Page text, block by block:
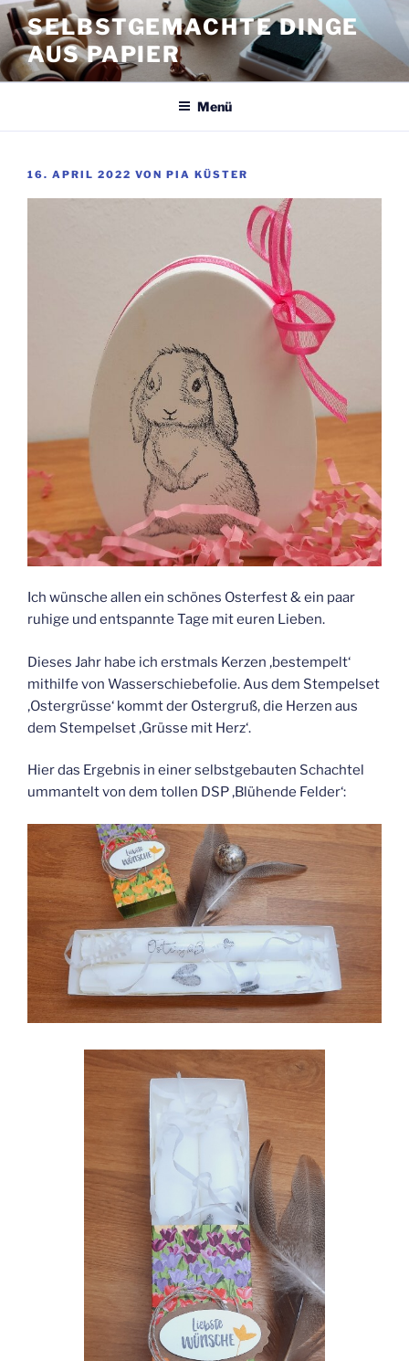
Zum
Inhalt
springen
SELBSTGEMACHTE DINGE
AUS PAPIER
Menü
VERÖFFENTLICHT
16. APRIL 2022 VON PIA KÜSTER
Ich wünsche allen ein schönes Osterfest & ein paar
ruhige und entspannte Tage mit euren Lieben.
Dieses Jahr habe ich erstmals Kerzen ‚bestempelt‘
mithilfe von Wasserschiebefolie. Aus dem Stempelset
‚Ostergrüsse‘ kommt der Ostergruß, die Herzen aus
dem Stempelset ‚Grüsse mit Herz‘.
Hier das Ergebnis in einer selbstgebauten Schachtel
ummantelt von dem tollen DSP ‚Blühende Felder‘: